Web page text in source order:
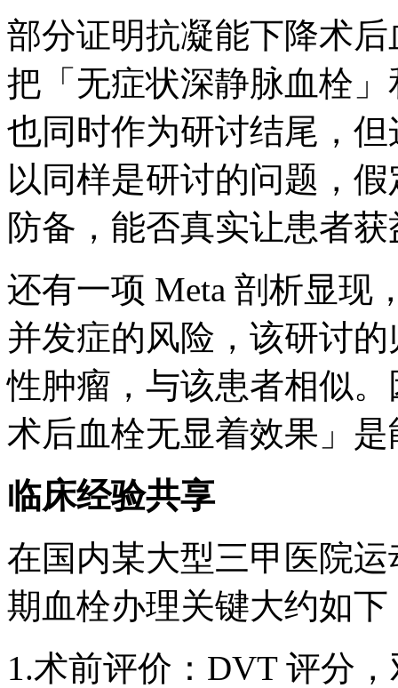
部分证明抗凝能下降术
把「无症状深静脉血栓
也同时作为研讨结尾，
以同样是研讨的问题，
防备，能否真实让患者
还有一项 Meta 剖析显现
并发症的风险，该研讨
性肿瘤，与该患者相似
术后血栓无显着效果」
临床经验共享
在国内某大型三甲医院
期血栓办理关键大约如下
1.术前评价：DVT 评分